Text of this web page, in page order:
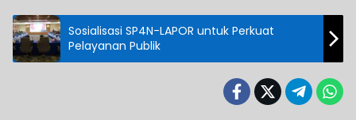
Sosialisasi SP4N-LAPOR untuk Perkuat
Pelayanan Publik